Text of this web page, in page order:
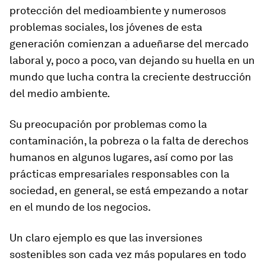
protección del medioambiente y numerosos
problemas sociales, los jóvenes de esta
generación comienzan a adueñarse del mercado
laboral y, poco a poco, van dejando su huella en un
mundo que lucha contra la creciente destrucción
del medio ambiente.
Su preocupación por problemas como la
contaminación, la pobreza o la falta de derechos
humanos en algunos lugares, así como por las
prácticas empresariales responsables con la
sociedad, en general, se está empezando a notar
en el mundo de los negocios.
Un claro ejemplo es que las inversiones
sostenibles son cada vez más populares en todo